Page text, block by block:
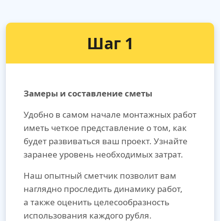
Шаг 1
Замеры и составление сметы
Удобно в самом начале монтажных работ
иметь четкое представление о том, как
будет развиваться ваш проект. Узнайте
заранее уровень необходимых затрат.
Наш опытный сметчик позволит вам
наглядно проследить динамику работ,
а также оценить целесообразность
использования каждого рубля.